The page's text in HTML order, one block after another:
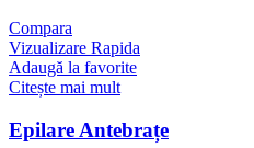
Compara
Vizualizare Rapida
Adaugă la favorite
Citește mai mult
Epilare Antebrațe